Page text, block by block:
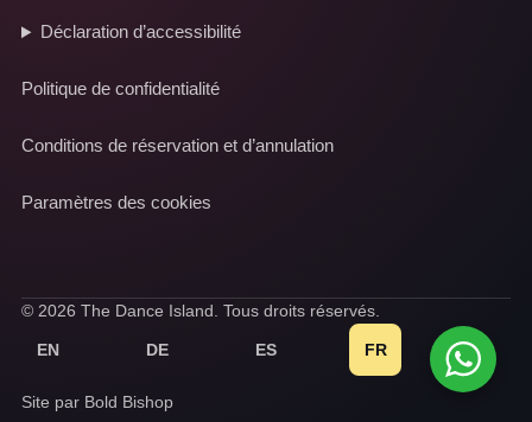
Déclaration d’accessibilité
Politique de confidentialité
Conditions de réservation et d’annulation
Paramètres des cookies
© 2026 The Dance Island. Tous droits réservés.
EN DE ES FR IT
Site par Bold Bishop